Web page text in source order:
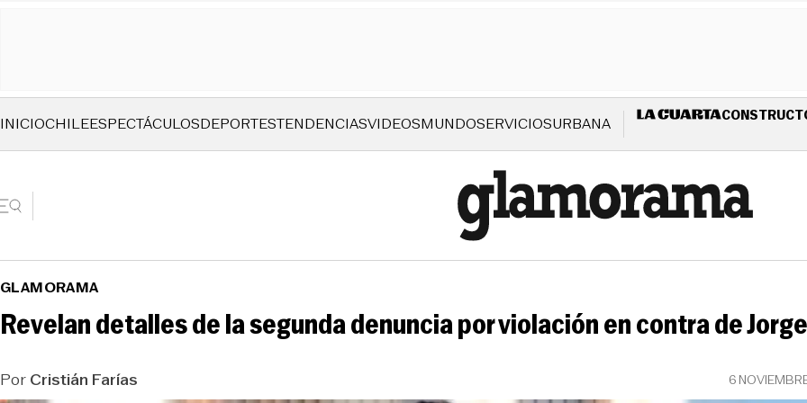
INICIOCHILEESPECTÁCULOSDEPORTESTENDENCIASVIDEOSMUNDOSERVICIOSURBANA
GLAMORAMA
Revelan detalles de la segunda denuncia por violación en contra de
PorCristián Farías 6